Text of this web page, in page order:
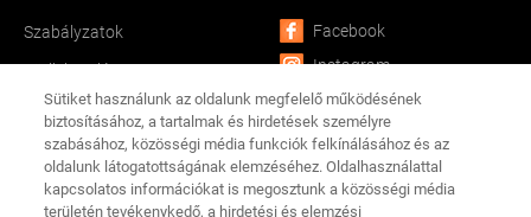
Szabályzatok
Sütik kezelése
Békéltető testület
Összetevők és allergének
Adathalászat
Facebook
Instagram
YouTube
LinkedIn
TikTok
CINEMA CITY APP
Sütiket használunk az oldalunk megfelelő működésének
biztosításához, a tartalmak és hirdetések személyre
szabásához, közösségi média funkciók felkínálásához és az
oldalunk látogatottságának elemzéséhez. Oldalhasználattal
kapcsolatos információkat is megosztunk a közösségi média
területén tevékenykedő, a hirdetési és elemzési